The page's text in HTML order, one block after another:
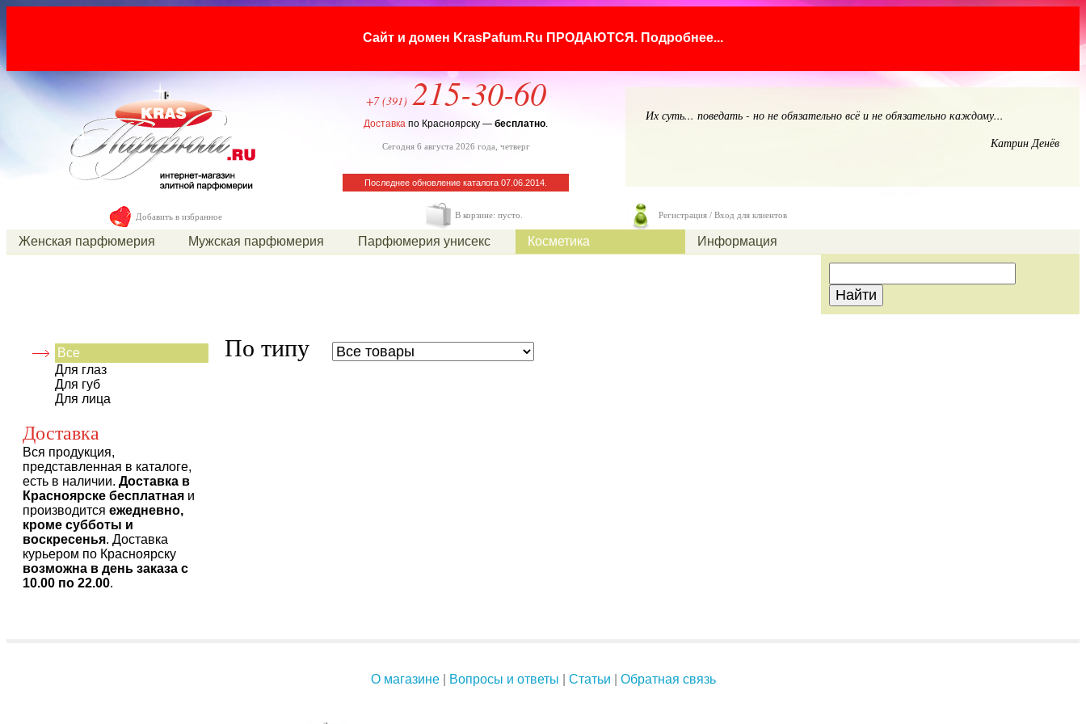
Сайт и домен KrasPafum.Ru ПРОДАЮТСЯ. Подробнее...
+7 (391) 215-30-60
Доставка по Красноярску — бесплатно.
Сегодня 6 августа 2026 года, четверг
Последнее обновление каталога 07.06.2014.
Их суть... поведать - но не обязательно всё и не обязательно каждому...
Катрин Денёв
Добавить в избранное В корзине: пусто. Регистрация / Вход для клиентов
Женская парфюмерия Мужская парфюмерия Парфюмерия унисекс Косметика Информация
Все
Для глаз
Для губ
Для лица
Доставка
Вся продукция,
представленная в каталоге,
есть в наличии. Доставка в
Красноярске бесплатная и
производится ежедневно,
кроме субботы и
воскресенья. Доставка
курьером по Красноярску
возможна в день заказа с
10.00 по 22.00.
По типу
О магазине| Вопросы и ответы Статьи Обратная связь